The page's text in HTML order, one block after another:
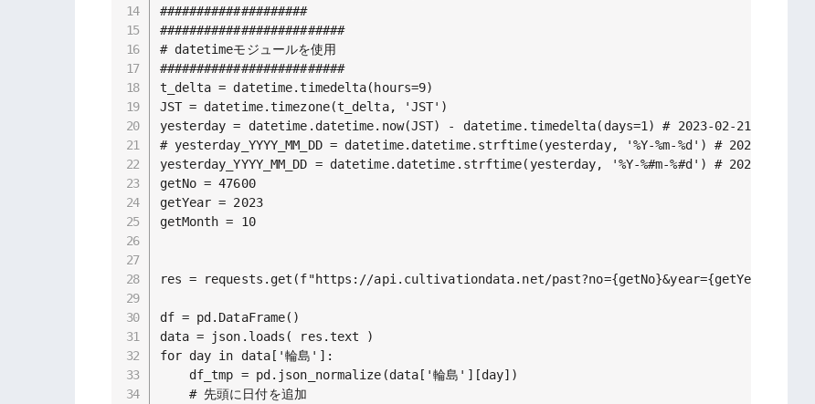
####################
#########################
# datetimeモジュールを使用
#########################
t_delta = datetime.timedelta(hours=9)
JST = datetime.timezone(t_delta, 'JST')
yesterday = datetime.datetime.now(JST) - datetime.timedelta(days=1) # 2023-02-21
# yesterday_YYYY_MM_DD = datetime.datetime.strftime(yesterday, '%Y-%m-%d') # 2023-02-21
yesterday_YYYY_MM_DD = datetime.datetime.strftime(yesterday, '%Y-%#m-%#d') # 2023-2-21 %#m-
getNo = 47600
getYear = 2023
getMonth = 10
res = requests.get(f"https://api.cultivationdata.net/
df = pd.DataFrame()
data = json.loads( res.text )
for day in data['輪島']:
    df_tmp = pd.json_normalize(data['輪島'][day])
    # 先頭に日付を追加